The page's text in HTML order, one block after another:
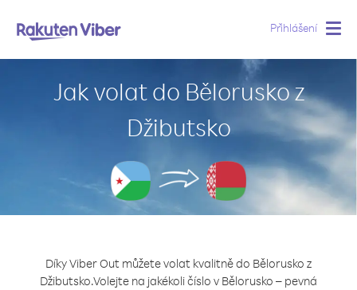
Přihlášení
Jak volat do Bělorusko z
Džibutsko
Díky Viber Out můžete volat kvalitně do Bělorusko z
Džibutsko.Volejte na jakékoli číslo v Bělorusko – pevná